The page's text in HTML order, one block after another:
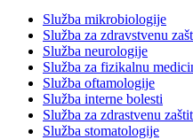
Služba mikrobiologije
Služba za zdravstvenu
Služba neurologije
Služba za fizikalnu
Služba oftamologije
Služba interne bolesti
Služba za zdrastvenu
Služba stomatologije